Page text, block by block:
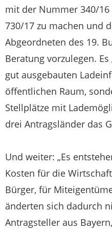
mit der Nummer 340/16
730/17 zu machen und
Abgeordneten des 19.
Beratung vorzulegen.
gut ausgebauten
öffentlichen Raum,
Stellplätze mit
drei Antragsländer das
Und weiter: „Es
Kosten für die
Bürger, für
änderten sich dadurch
Antragsteller aus